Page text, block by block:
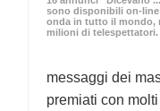
sono disponibili on-line
onda in tutto il mondo,
milioni di telespettatori.
messaggi dei
premiati con